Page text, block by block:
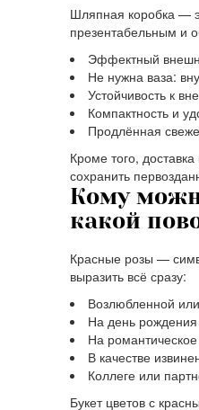
Шляпная коробка —
презентабельным и
Эффектный
Не нужна ваза:
Устойчивость к
Компактность и
Продлённая
Кроме того,
сохранить
Кому
какой
Красные розы —
выразить всё сразу:
Возлюбленной
На день
На
В качестве
Коллеге или
Букет цветов с